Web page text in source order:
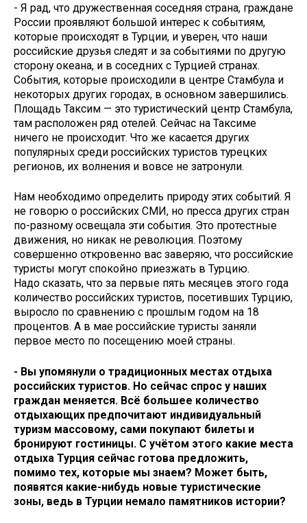
- Я рад, что дружественная соседняя страна, граждане
России проявляют большой интерес к событиям,
которые происходят в Турции, и уверен, что наши
российские друзья следят и за событиями по другую
сторону океана, и в соседних с Турцией странах.
События, которые происходили в центре Стамбула и
некоторых других городах, в основном завершились.
Площадь Таксим — это туристический центр Стамбула,
там расположен ряд отелей. Сейчас на Таксиме
ничего не происходит. Что же касается других
популярных среди российских туристов турецких
регионов, их волнения и вовсе не затронули.
Нам необходимо определить природу этих событий. Я
не говорю о российских СМИ, но пресса других стран
по-разному освещала эти события. Это протестные
движения, но никак не революция. Поэтому
совершенно откровенно вас заверяю, что российские
туристы могут спокойно приезжать в Турцию.
Надо сказать, что за первые пять месяцев этого года
количество российских туристов, посетивших Турцию,
выросло по сравнению с прошлым годом на 18
процентов. А в мае российские туристы заняли
первое место по посещению моей страны.
- Вы упомянули о традиционных местах отдыха
российских туристов. Но сейчас спрос у наших
граждан меняется. Всё большее количество
отдыхающих предпочитают индивидуальный
туризм массовому, сами покупают билеты и
бронируют гостиницы. С учётом этого какие места
отдыха Турция сейчас готова предложить,
помимо тех, которые мы знаем? Может быть,
появятся какие-нибудь новые туристические
зоны, ведь в Турции немало памятников истории?